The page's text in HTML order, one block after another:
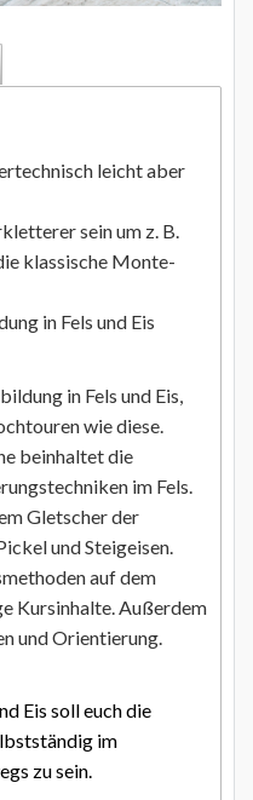
leicht aber
sein um z. B.
klassische Monte-
in Fels und Eis
in Fels und Eis,
wie diese.
beinhaltet die
im Fels.
Gletscher der
und Steigeisen.
auf dem
Kursinhalte. Außerdem
und Orientierung.
Eis soll euch die
im
zu sein.